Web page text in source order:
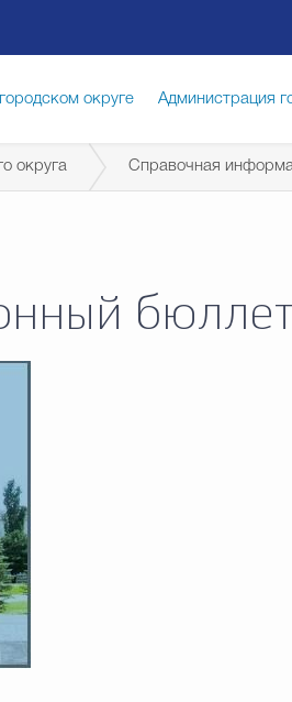
округе Администрация
безопасность
округа Справочная